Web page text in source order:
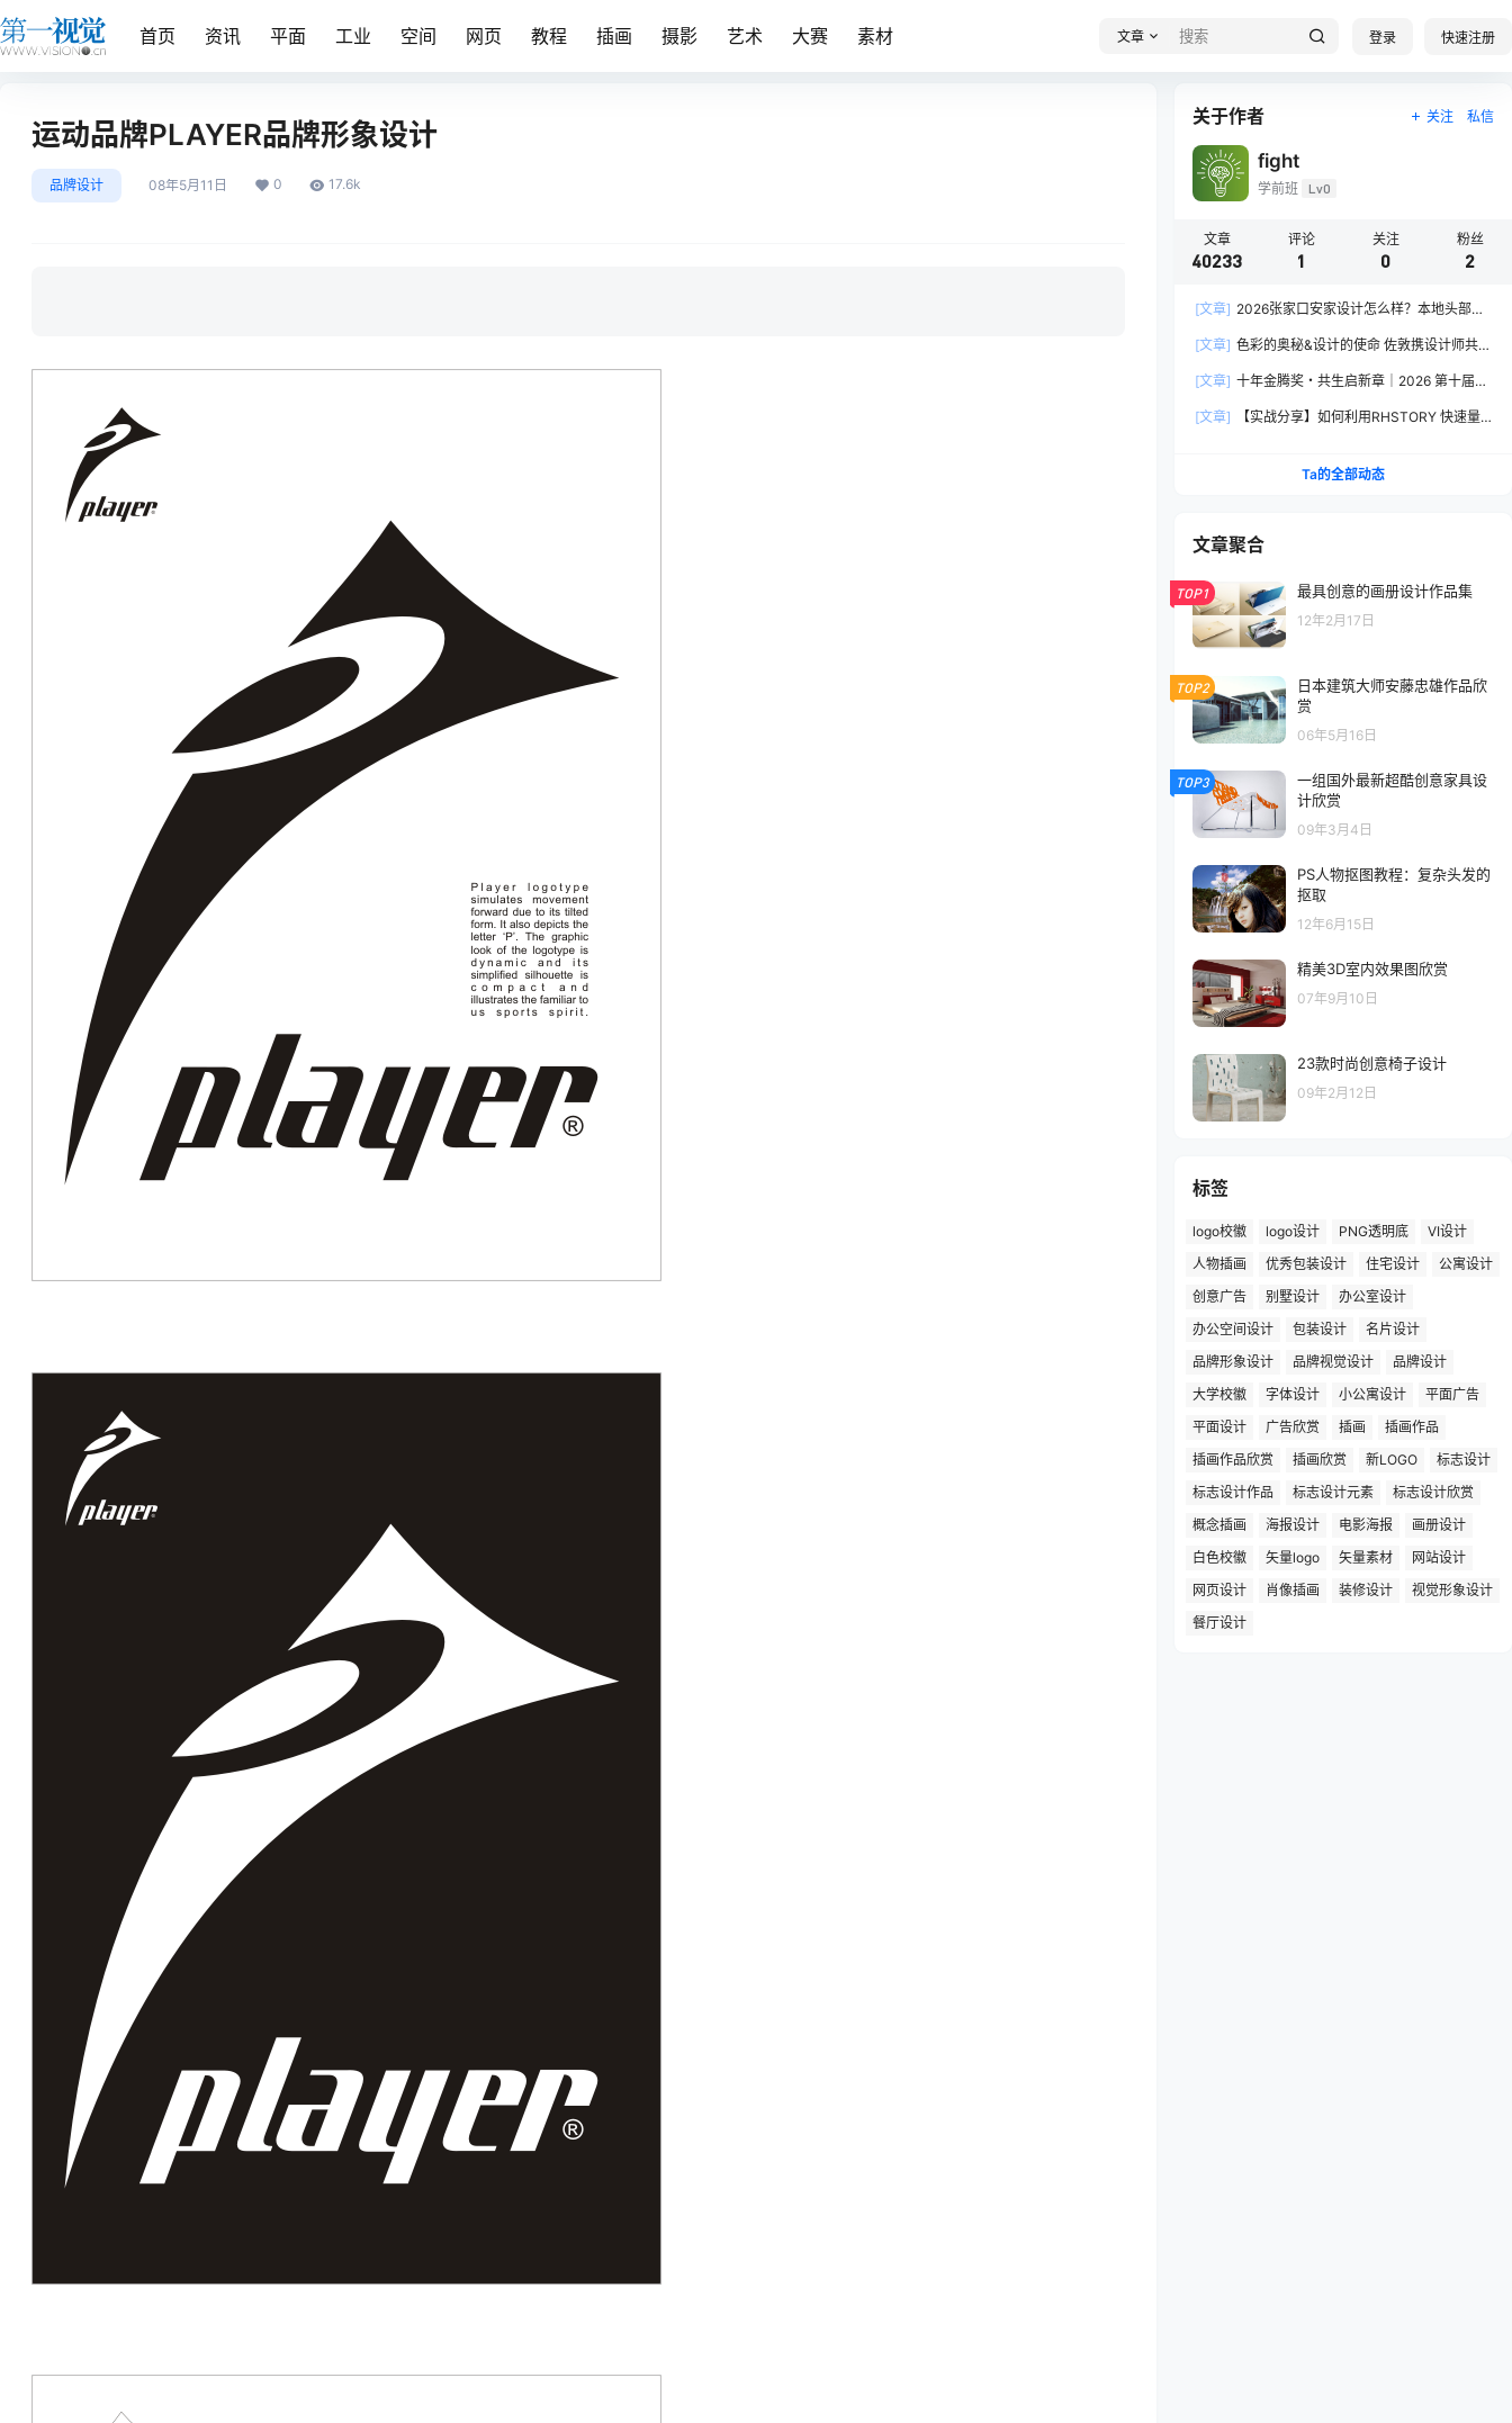
首页 资讯 平面 工业 空间 网页 教程 插画 摄影 艺术 大赛 素材 文章 登录 快速注册
运动品牌PLAYER品牌形象设计
品牌设计 08年5月11日 0 17.6k
关于作者 关注 私信
fight
学前班 Lv0
文章
40233
评论
1
关注
0
粉丝
2
[文章] 2026张家口安家设计怎么样？本地头部全
[文章] 色彩的奥秘&设计的使命 佐敦携设计师共探
[文章] 十年金腾奖・共生启新章｜2026 第十届金
[文章]
【实战分享】如何利用RHSTORY 快速量
Ta的全部动态
文章聚合
TOP1 最具创意的画册设计作品集
12年2月17日
TOP2
日本建筑大师安藤忠雄作品欣
赏
06年5月16日
TOP3
一组国外最新超酷创意家具设
计欣赏
09年3月4日
PS人物抠图教程：复杂头发的
抠取
12年6月15日
精美3D室内效果图欣赏
07年9月10日
23款时尚创意椅子设计
09年2月12日
标签
logo校徽 logo设计 PNG透明底
VI设计
人物插画
优秀包装设计 住宅设计
公寓设计
创意广告
别墅设计
办公室设计
办公空间设计
包装设计
名片设计
品牌形象设计
品牌视觉设计
品牌设计
大学校徽
字体设计 小公寓设计
平面广告
平面设计
广告欣赏 插画
插画作品
插画作品欣赏
插画欣赏 新LOGO
标志设计
标志设计作品
标志设计元素
标志设计欣赏
概念插画
海报设计 电影海报
画册设计
白色校徽
矢量logo 矢量素材
网站设计
网页设计
肖像插画 装修设计
视觉形象设计
餐厅设计